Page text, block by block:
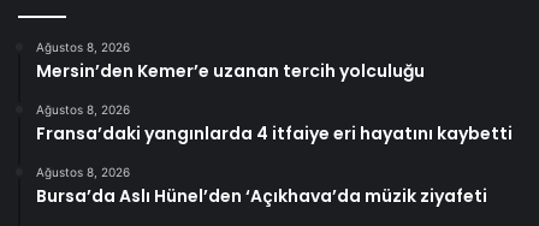
Ağustos 8, 2026
Mersin’den Kemer’e uzanan tercih yolculuğu
Ağustos 8, 2026
Fransa’daki yangınlarda 4 itfaiye eri hayatını kaybetti
Ağustos 8, 2026
Bursa’da Aslı Hünel’den ‘Açıkhava’da müzik ziyafeti